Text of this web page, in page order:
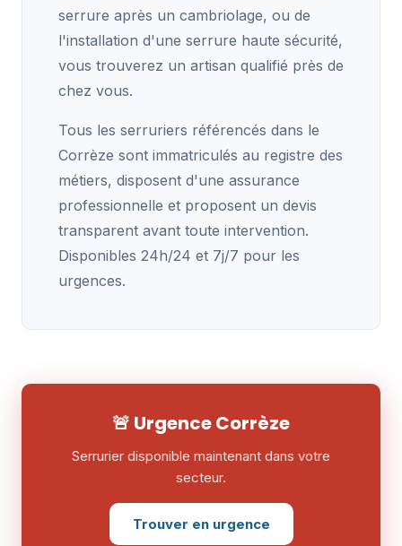
serrure après un cambriolage, ou de
l'installation d'une serrure haute sécurité,
vous trouverez un artisan qualifié près de
chez vous.
Tous les serruriers référencés dans le
Corrèze sont immatriculés au registre des
métiers, disposent d'une assurance
professionnelle et proposent un devis
transparent avant toute intervention.
Disponibles 24h/24 et 7j/7 pour les
urgences.
🚨 Urgence Corrèze
Serrurier disponible maintenant dans votre
secteur.
Trouver en urgence